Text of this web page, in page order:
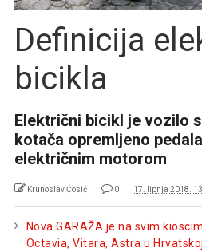
Definicija
bicikla
Električni bicikl je vozilo
kotača opremljeno
električnim motorom
Krunoslav Ćosić 0 17. lipnja 2018.
Nova GARAŽA je na svim
Octavia, Vitara, Astra u